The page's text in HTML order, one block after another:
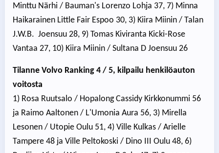
Minttu Närhi / Bauman's Lorenzo Lohja 37, 7) Minna
Haikarainen Little Fair Espoo 30, 3) Kiira Miinin / Talan
J.W.B. Joensuu 28, 9) Tomas Kiviranta Kicki-Rose
Vantaa 27, 10) Kiira Miinin / Sultana D Joensuu 26
Tilanne Volvo Ranking 4 / 5, kilpailu henkilöauton
voitosta
1) Rosa Ruutsalo / Hopalong Cassidy Kirkkonummi 56
ja Raimo Aaltonen / L'Umonia Aura 56, 3) Mirella
Lesonen / Utopie Oulu 51, 4) Ville Kulkas / Arielle
Tampere 48 ja Ville Peltokoski / Dino III Oulu 48, 6)